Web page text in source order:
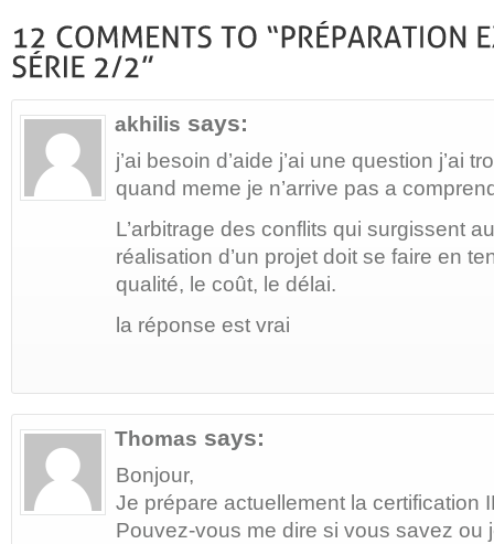
akhilis says:
j’ai besoin d’aide j’ai une question j’ai
quand meme je n’arrive pas a
L’arbitrage des conflits qui surgissent
réalisation d’un projet doit se faire en
qualité, le coût, le délai.
la réponse est vrai
Thomas says:
Bonjour,
Je prépare actuellement la certification
Pouvez-vous me dire si vous savez ou